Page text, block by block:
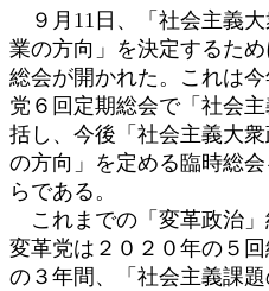
９月11日、「社会主義
業の方向」を決定するた
総会が開かれた。これは
党６回定期総会で「社会
括し、今後「社会主義大
の方向」を定める臨時総
らである。
これまでの「変革政治」
変革党は２０２０年の５
の３年間、「社会主義課